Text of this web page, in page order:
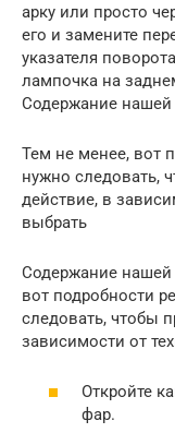
арку или просто
его и замените
указателя
лампочка на
Содержание нашей
Тем не менее, вот
нужно следовать,
действие, в
выбрать
Содержание нашей
вот подробности
следовать, чтобы
зависимости от
Откройте
фар.